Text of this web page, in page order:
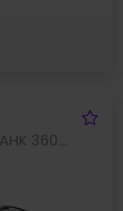
Tiguan 2.0 R-LINE 4X4 LEDER PANO AHK 360CAM LM20